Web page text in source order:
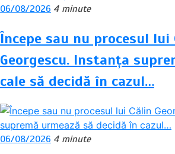
06/08/2026 4 minute
Începe sau nu procesul lui
Georgescu. Instanța
cale să decidă în cazul…
06/08/2026 4 minute